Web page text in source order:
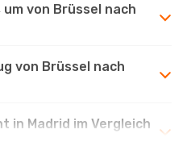
von Brüssel nach
von Brüssel nach
in Madrid im Vergleich